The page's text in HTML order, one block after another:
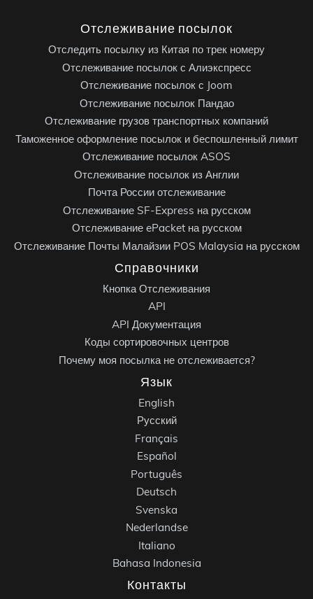
Отслеживание посылок
Отследить посылку из Китая по трек номеру
Отслеживание посылок с Алиэкспресс
Отслеживание посылок с Joom
Отслеживание посылок Пандао
Отслеживание грузов транспортных компаний
Таможенное оформление посылок и беспошленный лимит
Отслеживание посылок ASOS
Отслеживание посылок из Англии
Почта России отслеживание
Отслеживание SF-Express на русском
Отслеживание ePacket на русском
Отслеживание Почты Малайзии POS Malaysia на русском
Справочники
Кнопка Отслеживания
API
API Документация
Коды сортировочных центров
Почему моя посылка не отслеживается?
Язык
English
Русский
Français
Español
Português
Deutsch
Svenska
Nederlandse
Italiano
Bahasa Indonesia
Контакты